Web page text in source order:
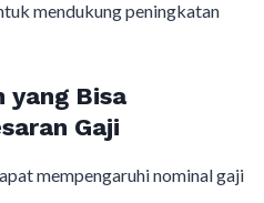
mendukung peningkatan
yang Bisa
Gaji
mempengaruhi nominal gaji